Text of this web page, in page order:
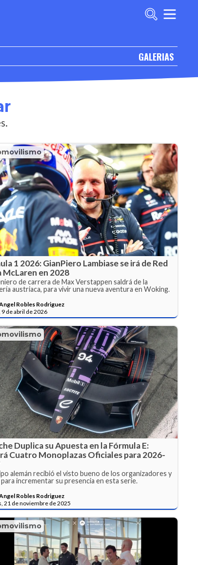
GALERIAS
1 2026: GianPiero Lambiase se irá de Red
McLaren en 2028
de carrera de Max Verstappen saldrá de la
austriaca, para vivir una nueva aventura en Woking.
Robles Rodriguez
9 de abril de 2026
Duplica su Apuesta en la Fórmula E:
Cuatro Monoplazas Oficiales para 2026-
alemán recibió el visto bueno de los organizadores y
para incrementar su presencia en esta serie.
Robles Rodriguez
21 de noviembre de 2025